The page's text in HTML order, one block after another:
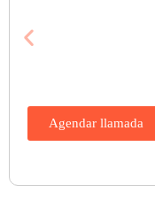
Agendar llamada